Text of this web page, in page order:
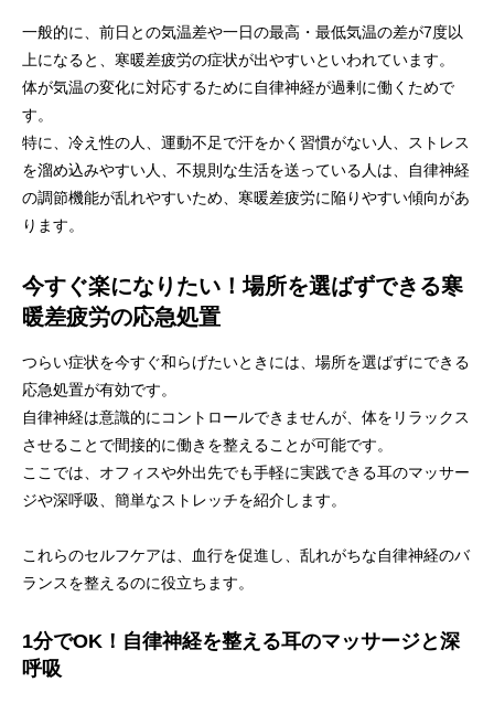
一般的に、前日との気温差や一日の最高・最低気温の差が7度以
上になると、寒暖差疲労の症状が出やすいといわれています。
体が気温の変化に対応するために自律神経が過剰に働くためで
す。
特に、冷え性の人、運動不足で汗をかく習慣がない人、ストレス
を溜め込みやすい人、不規則な生活を送っている人は、自律神経
の調節機能が乱れやすいため、寒暖差疲労に陥りやすい傾向があ
ります。
今すぐ楽になりたい！場所を選ばずできる寒
暖差疲労の応急処置
つらい症状を今すぐ和らげたいときには、場所を選ばずにできる
応急処置が有効です。
自律神経は意識的にコントロールできませんが、体をリラックス
させることで間接的に働きを整えることが可能です。
ここでは、オフィスや外出先でも手軽に実践できる耳のマッサー
ジや深呼吸、簡単なストレッチを紹介します。
これらのセルフケアは、血行を促進し、乱れがちな自律神経のバ
ランスを整えるのに役立ちます。
1分でOK！自律神経を整える耳のマッサージと深
呼吸